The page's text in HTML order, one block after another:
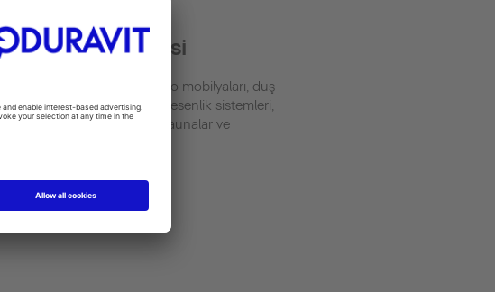
Ürün Yalpezesi
Hijyenik seramik, banyo mobilyaları, duş
tekneleri ve banyoları, esenlik sistemleri,
ayrıca duş klozetleri, saunalar ve